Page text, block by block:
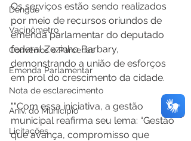
Dengue
Vacinômetro
Convênios e Parcerias
Emenda Parlamentar
Nota de esclarecimento
Aniv. do Município
Licitações
Os serviços estão sendo realizados
por meio de recursos oriundos de
emenda parlamentar do deputado
federal Zezinho Barbary,
demonstrando a união de esforços
em prol do crescimento da cidade.
""Com essa iniciativa, a gestão
municipal reafirma seu lema: “Gestão
que avança, compromisso que